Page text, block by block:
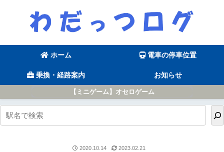
ホーム 電車の停車位置
乗換・経路案内 お知らせ
【ミニゲーム】オセロゲーム
2020.10.14 2023.02.21